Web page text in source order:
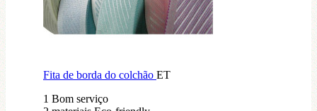
Fita de borda do colchão ET
1 Bom serviço